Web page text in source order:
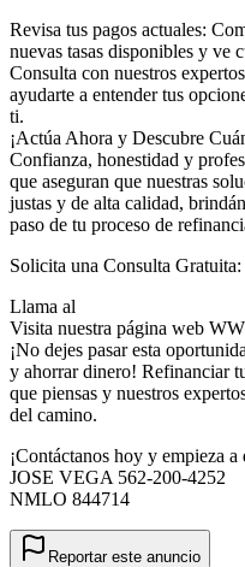
Revisa tus pagos actuales:
nuevas tasas disponibles y ve
Consulta con nuestros
ayudarte a entender tus
ti.
¡Actúa Ahora y Descubre
Confianza, honestidad y
que aseguran que nuestras
justas y de alta calidad,
paso de tu proceso de
Solicita una Consulta Gratuita:
Llama al
Visita nuestra página web
¡No dejes pasar esta
y ahorrar dinero! Refinanciar
que piensas y nuestros
del camino.
¡Contáctanos hoy y empieza
JOSE VEGA 562-200-4252
NMLO 844714
Reportar este anuncio